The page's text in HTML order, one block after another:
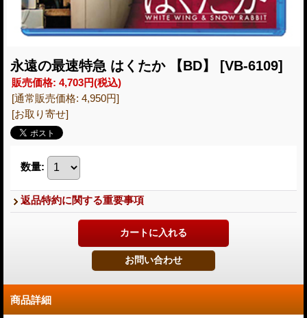
永遠の最速特急 はくたか 【BD】 [VB-6109]
販売価格: 4,703円(税込)
[通常販売価格: 4,950円]
[お取り寄せ]
数量:
返品特約に関する重要事項
商品詳細